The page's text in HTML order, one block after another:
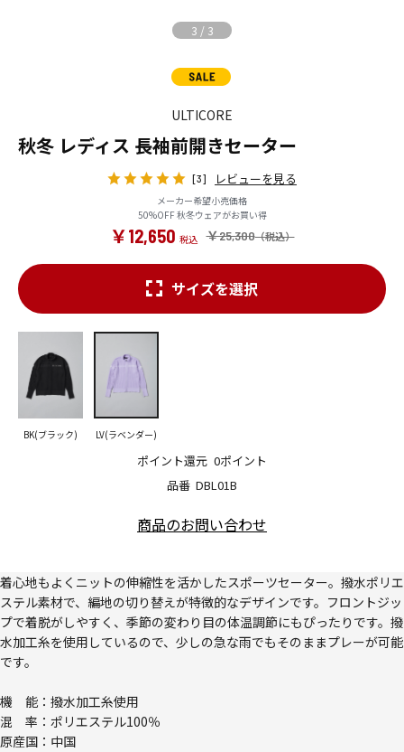
3 / 3
ULTICORE
秋冬 レディス 長袖前開きセーター
[3] レビューを見る
メーカー希望小売価格
50%OFF 秋冬ウェアがお買い得
￥25,300
￥12,650
品番 DBL01B
ポイント還元 0ポイント
サイズを選択
BK(ブラック) LV(ラベンダー)
商品のお問い合わせ
着心地もよくニットの伸縮性を活かしたスポーツセーター。撥水ポリエ
ステル素材で、編地の切り替えが特徴的なデザインです。フロントジッ
プで着脱がしやすく、季節の変わり目の体温調節にもぴったりです。撥
水加工糸を使用しているので、少しの急な雨でもそのままプレーが可能
です。
機 能：撥水加工糸使用
混 率：ポリエステル100％
原産国：中国